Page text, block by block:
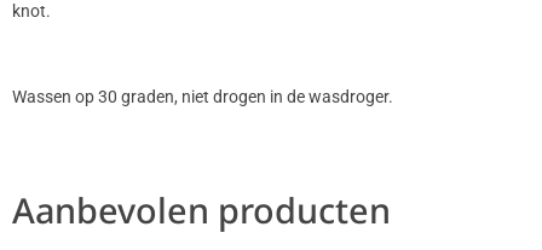
knot.
Wassen op 30 graden, niet drogen in de wasdroger.
Aanbevolen producten